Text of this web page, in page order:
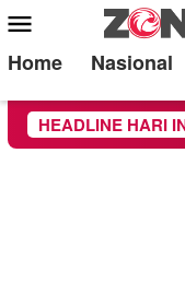
Mobile
Menu
Home Nasional
HEADLINE HARI
ke Wilayah